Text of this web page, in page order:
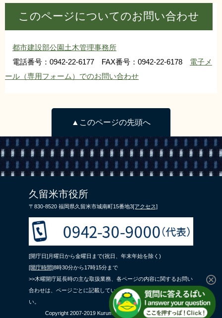
このページについてのお問い合わせ
都市建設部公園土木管理事務所
電話番号：0942-22-6177 FAX番号：0942-22-6178 電子メ
ール（専用フォーム）でのお問い合わせ
▲このページの先頭へ
久留米市役所
〒830-8520 福岡県久留米市城南町15番地3[アクセス]
[開庁日]月曜日から金曜日まで(祝日、年末年始を除く)
[開庁時間]8時30分から17時15分まで
>>木曜開庁延長時の主な取扱業務、各ページの内容に関するお問い
合わせは、ページごとに記載している問合せ先までご連絡くださ
い。
Copyright 2007-2019 Kurume City All Rights Reserved.